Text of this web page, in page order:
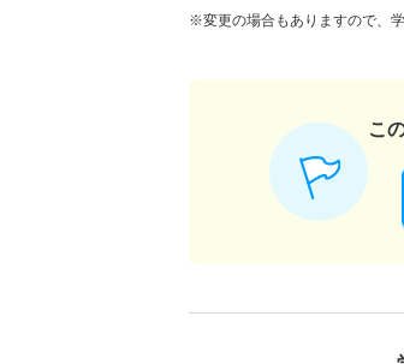
※変更の場合もありますので、
こ